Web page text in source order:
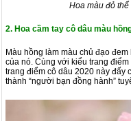
Hoa màu đỏ
2. Hoa cầm tay cô dâu màu
Màu hồng làm màu chủ đạo
của nó. Cùng với kiểu trang
trang điểm cô dâu 2020 này đấy
thành “người bạn đồng hành”